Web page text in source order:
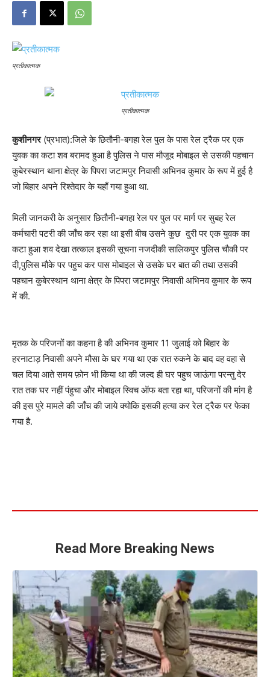
प्रतीकात्मक
प्रतीकात्मक
कुशीनगर(प्रभात):जिले के छितौनी-बगहा रेल पुल के पास रेल ट्रैक पर एक
युवक का कटा शव बरामद हुआ है पुलिस ने पास मौजूद मोबाइल से उसकी पहचान
कुबेरस्थान थाना क्षेत्र के पिपरा जटामपुर निवासी अभिनव कुमार के रूप में हुई है
जो बिहार अपने रिश्तेदार के यहाँ गया हुआ था.
मिली जानकरी के अनुसार छितौनी-बगहा रेल पर पुल पर मार्ग पर सुबह रेल
कर्मचारी पटरी की जाँच कर रहा था इसी बीच उसने कुछ दुरी पर एक युवक का
कटा हुआ शव देखा तत्काल इसकी सूचना नजदीकी सालिकपुर पुलिस चौकी पर
दी,पुलिस मौके पर पहुच कर पास मोबाइल से उसके घर बात की तथा उसकी
पहचान कुबेरस्थान थाना क्षेत्र के पिपरा जटामपुर निवासी अभिनव कुमार के रूप
में की.
मृतक के परिजनों का कहना है की अभिनव कुमार 11 जुलाई को बिहार के
हरनाटाड़ निवासी अपने मौसा के घर गया था एक रात रुकने के बाद वह वहा से
चल दिया आते समय फ़ोन भी किया था की जल्द ही घर पहुच जाऊंगा परन्तु देर
रात तक घर नहीं पंहुचा और मोबाइल स्विच ऑफ बता रहा था, परिजनों की मांग है
की इस पुरे मामले की जाँच की जाये क्योकि इसकी हत्या कर रेल ट्रैक पर फेका
गया है.
Read More Breaking News